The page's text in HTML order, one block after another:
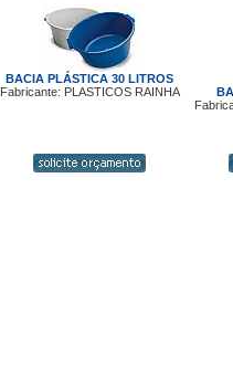
BACIA PLÁSTICA 30 LITROS
Fabricante: PLASTICOS RAINHA